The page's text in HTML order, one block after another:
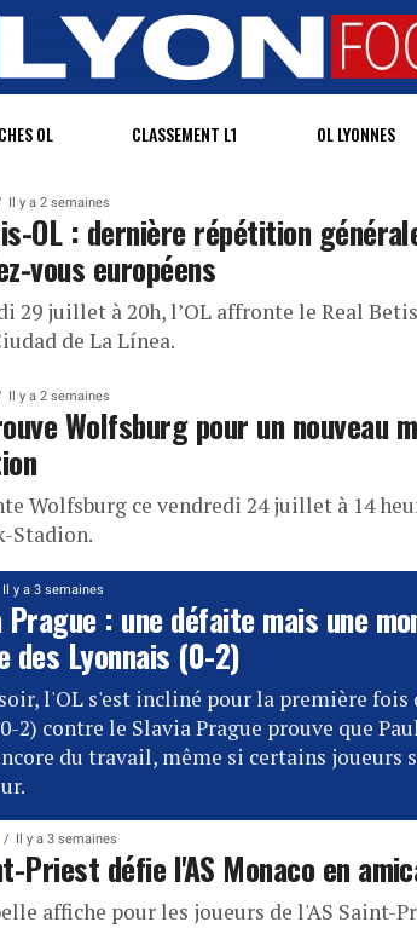
OL CLASSEMENT L1 OL LYONNES
Il y a 2 semaines
OL : dernière répétition
vous européens
29 juillet à 20h, l’OL affronte le Real
de La Línea.
Il y a 2 semaines
Wolfsburg pour un nouveau
Wolfsburg ce vendredi 24 juillet à 14
Stadion.
Il y a 3 semaines
Prague : une défaite mais une
des Lyonnais (0-2)
l'OL s'est incliné pour la première fois
2) contre le Slavia Prague prouve que
du travail, même si certains joueurs
Il y a 3 semaines
Priest défie l'AS Monaco en
affiche pour les joueurs de l'AS Saint-